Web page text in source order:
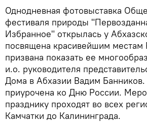
Однодневная фотовыставка
фестиваля природы
Избранное" открылась у
посвящена красивейшим местам
призвана показать ее
и.о. руководителя
Дома в Абхазии Вадим Банников.
приурочена ко Дню России.
празднику проходят во всех
Камчатки до Калининграда.